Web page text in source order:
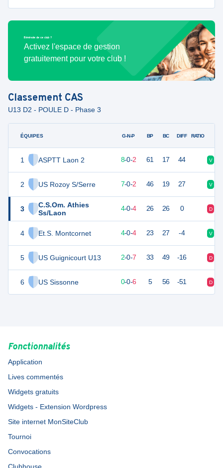
Bénévole de ce club ?
Activez l'espace de gestion
gratuitement pour votre club !
Classement CAS
U13 D2 - POULE D - Phase 3
ÉQUIPES
1 ASPTT Laon 2
2 US Rozoy S/Serre
3
C.S.Om. Athies
Ss/Laon
4 Et.S. Montcornet
5 US Guignicourt U13
6 US Sissonne
G-N-P BP BC DIFF RATIO
8-0-2 61 17 44 V
21 7-0-2 46 19 27 V
12 4-0-4 26 26 0 D
12 4-0-4 23 27 -4 V
6 2-0-7 33 49 -16 D
0-0-6 5 56 -51 D
Fonctionnalités
Application
Lives commentés
Widgets gratuits
Widgets - Extension Wordpress
Site internet MonSiteClub
Tournoi
Convocations